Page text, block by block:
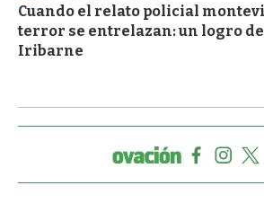
Cuando el relato policial
terror se entrelazan: un logro de
Iribarne